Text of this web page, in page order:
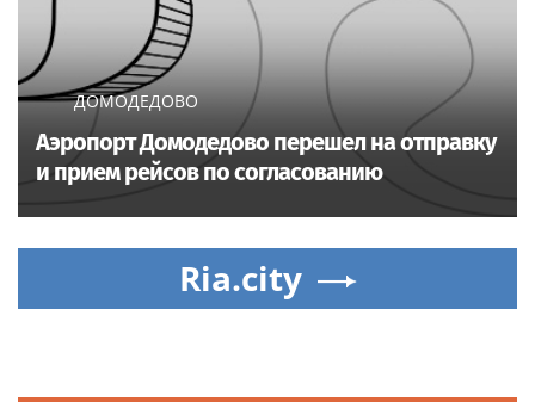
ДОМОДЕДОВО
Аэропорт Домодедово перешел на отправку
и прием рейсов по согласованию
Ria.city